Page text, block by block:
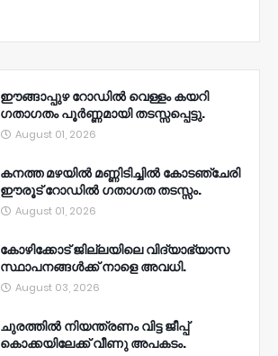
ഈങ്ങാപ്പുഴ റോഡിൽ വെള്ളം കയറി
ഗതാഗതം പൂർണ്ണമായി തടസ്സപ്പെട്ടു.
August 01, 2026
കനത്ത മഴയിൽ മണ്ണിടിച്ചിൽ കോടഞ്ചേരി
ഈരൂട് റോഡിൽ ഗതാഗത തടസ്സം.
August 01, 2026
കോഴിക്കോട് ജില്ലയിലെ വിദ്യാഭ്യാസ
സ്ഥാപനങ്ങൾക്ക് നാളെ അവധി.
August 03, 2026
ചുരത്തിൽ നിയന്ത്രണം വിട്ട ജീപ്പ്
കൊക്കയിലേക്ക് വീണു അപകടം.